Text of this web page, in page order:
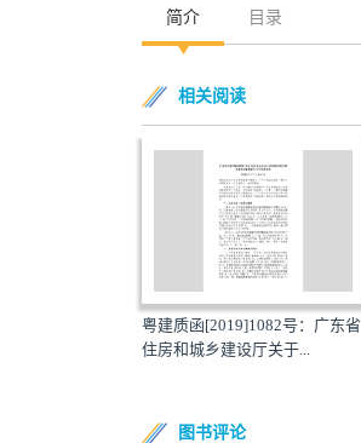
简介 目录
相关阅读
粤建质函[2019]1082号：广东省
住房和城乡建设厅关于...
图书评论